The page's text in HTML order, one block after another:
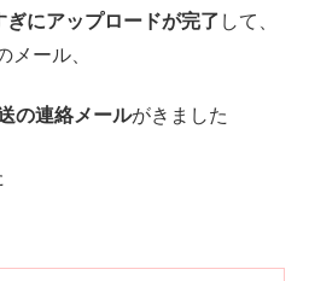
ぎにアップロードが完了 して、
メール、
の連絡メールがきました